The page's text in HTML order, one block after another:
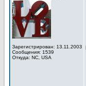
Зарегистрирован: 13.11.2003
Сообщения: 1539
Откуда: NC, USA